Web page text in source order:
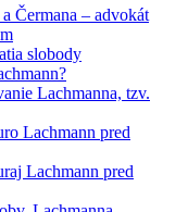
Čermana – advokát
slobody
Lachmanna, tzv.
Lachmann pred
Lachmann pred